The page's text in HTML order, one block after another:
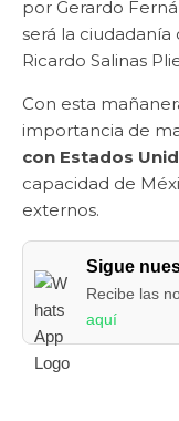
por Gerardo
será la
Ricardo Salinas
Con esta
importancia de
con Estados
capacidad de
externos.
Sigue
Recibe las
aquí